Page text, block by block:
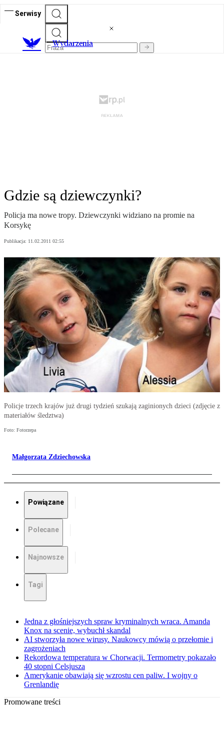
Serwisy
Wydarzenia
Gdzie są dziewczynki?
Policja ma nowe tropy. Dziewczynki widziano na promie na
Korsykę
Publikacja: 11.02.2011 02:55
Policje trzech krajów już drugi tydzień szukają zaginionych dzieci (zdjęcie z
materiałów śledztwa)
Foto: Fotorzepa
Małgorzata Zdziechowska
Powiązane
Polecane
Najnowsze
Tagi
Jedna z głośniejszych spraw kryminalnych wraca. Amanda
Knox na scenie, wybuchł skandal
AI stworzyła nowe wirusy. Naukowcy mówią o przełomie i
zagrożeniach
Rekordowa temperatura w Chorwacji. Termometry pokazało
40 stopni Celsjusza
Amerykanie obawiają się wzrostu cen paliw. I wojny o
Grenlandię
Promowane treści